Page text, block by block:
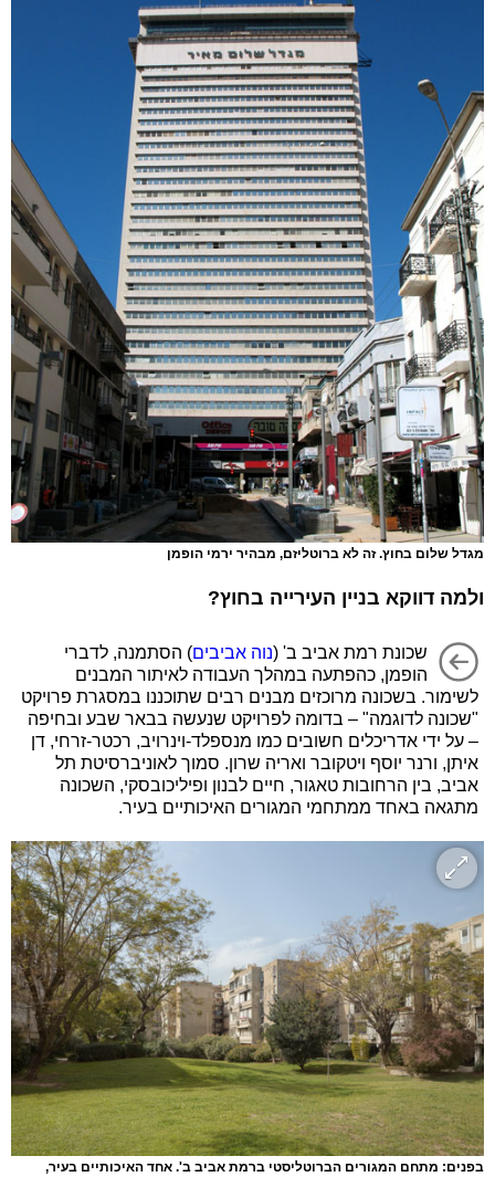
מגדל שלום בחוץ. זה לא ברוטליזם, מבהיר ירמי הופמן
ולמה דווקא בניין העירייה בחוץ?
שכונת רמת אביב ב' (נוה אביבים) הסתמנה, לדברי
הופמן, כהפתעה במהלך העבודה לאיתור המבנים
לשימור. בשכונה מרוכזים מבנים רבים שתוכננו במסגרת פרויקט
"שכונה לדוגמה" – בדומה לפרויקט שנעשה בבאר שבע ובחיפה
– על ידי אדריכלים חשובים כמו מנספלד-וינרויב, רכטר-זרחי, דן
איתן, ורנר יוסף ויטקובר ואריה שרון. סמוך לאוניברסיטת תל
אביב, בין הרחובות טאגור, חיים לבנון ופיליכובסקי, השכונה
מתגאה באחד ממתחמי המגורים האיכותיים בעיר.
בפנים: מתחם המגורים הברוטליסטי ברמת אביב ב'. אחד האיכותיים בעיר,